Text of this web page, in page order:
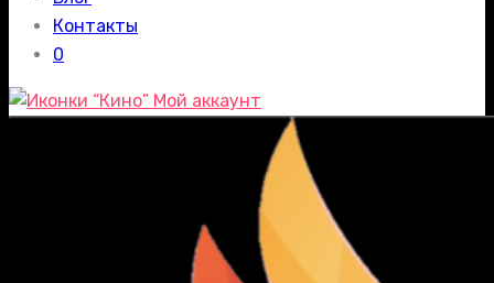
Контакты
0
Мой аккаунт